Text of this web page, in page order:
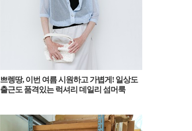
쁘렝땅, 이번 여름 시원하고 가볍게! 일상도
출근도 품격있는 럭셔리 데일리 섬머룩